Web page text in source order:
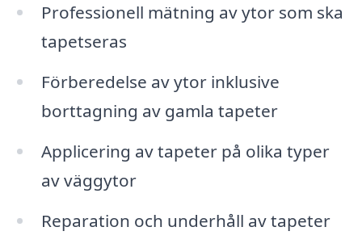
Professionell mätning av ytor som ska
tapetseras
Förberedelse av ytor inklusive
borttagning av gamla tapeter
Applicering av tapeter på olika typer
av väggytor
Reparation och underhåll av tapeter